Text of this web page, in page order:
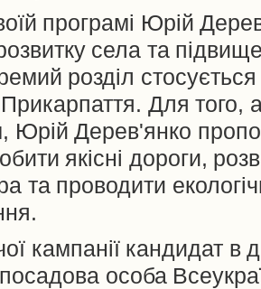
програмі Юрій
села та
розділ стосується
Для того,
Юрій Дерев'янко
якісні дороги,
та проводити
кампанії кандидат в
особа